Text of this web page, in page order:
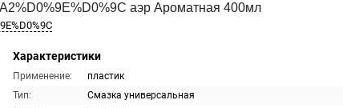
аэр Ароматная 400мл
Характеристики
Применение:
пластик
Тип:
Смазка универсальная